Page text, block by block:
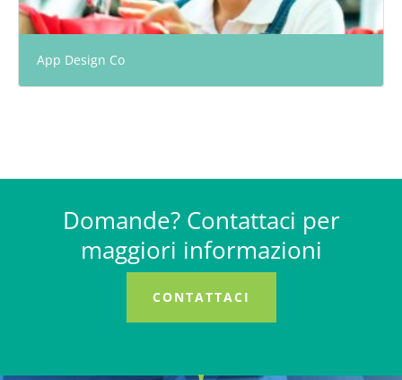
App Design Co
Domande? Contattaci per
maggiori informazioni
CONTATTACI